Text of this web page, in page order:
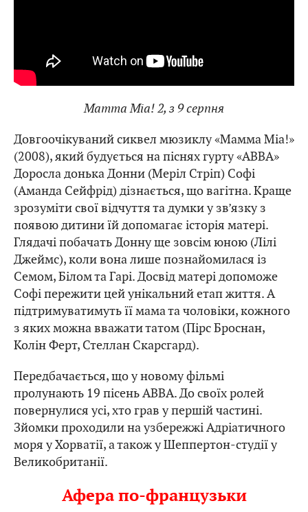
Mamma Mia! 2, з 9 серпня
Довгоочікуваний сиквел мюзиклу «Мамма Mіа!»
(2008), який будується на піснях гурту «АВВА»
Доросла донька Донни (Меріл Стріп) Софі
(Аманда Сейфрід) дізнається, що вагітна. Краще
зрозуміти свої відчуття та думки у зв’язку з
появою дитини їй допомагає історія матері.
Глядачі побачать Донну ще зовсім юною (Лілі
Джеймс), коли вона лише познайомилася із
Семом, Білом та Гарі. Досвід матері допоможе
Софі пережити цей унікальний етап життя. А
підтримуватимуть її мама та чоловіки, кожного
з яких можна вважати татом (Пірс Броснан,
Колін Ферт, Стеллан Скарсгард).
Передбачається, що у новому фільмі
пролунають 19 пісень АВВА. До своїх ролей
повернулися усі, хто грав у першій частині.
Зйомки проходили на узбережжі Адріатичного
моря у Хорватії, а також у Шеппертон-студії у
Великобританії.
Афера по-французьки